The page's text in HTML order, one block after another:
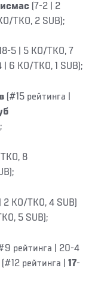
(7-2 | 2
TKO, 2 SUB);
(18-5 | 5 KO/TKO, 7
| 6 KO/TKO, 1 SUB);
(#15 рейтинга |
8
2 KO/TKO, 4 SUB)
5 SUB);
рейтинга | 20-4
(#12 рейтинга |17-